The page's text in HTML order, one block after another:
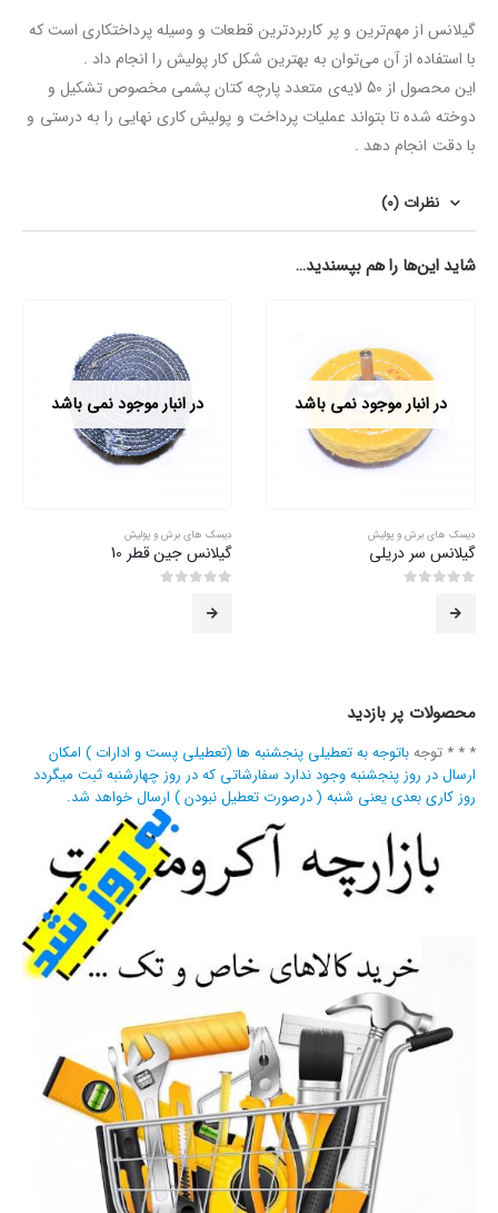
گیلانس از مهم‌ترین و پر کاربردترین قطعات و وسیله پرداختکاری است که
با استفاده از آن می‌توان به بهترین شکل کار پولیش را انجام داد .
این محصول از 50 لایه‌‌ی متعدد پارچه کتان پشمی مخصوص تشکیل و
دوخته شده تا بتواند عملیات پرداخت و پولیش کاری نهایی را به درستی و
با دقت انجام دهد .
نظرات (0)
شاید این‌ها را هم بپسندید…
در انبار موجود نمی باشد
دیسک های برش و پولیش
گیلانس سر دریلی
در انبار موجود نمی باشد
دیسک های برش و پولیش
گیلانس جین قطر 10
محصولات پر بازدید
* * * توجهباتوجه به تعطیلی پنجشنبه ها (تعطیلی پست و ادارات ) امکان
ارسال در روز پنجشنبه وجود ندارد سفارشاتی که در روز چهارشنبه ثبت میگردد
روز کاری بعدی یعنی شنبه ( درصورت تعطیل نبودن ) ارسال خواهد شد.